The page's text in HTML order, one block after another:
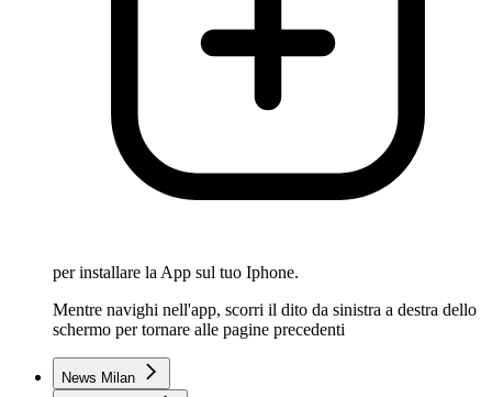
per installare la App sul tuo Iphone.
Mentre navighi nell'app, scorri il dito da sinistra a destra dello
schermo per tornare alle pagine precedenti
News Milan